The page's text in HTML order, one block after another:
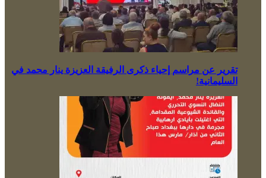
تقرير عن مراسم إحياء ذكرى الرفيقة العزيزة ينار محمد في
السليمانية!